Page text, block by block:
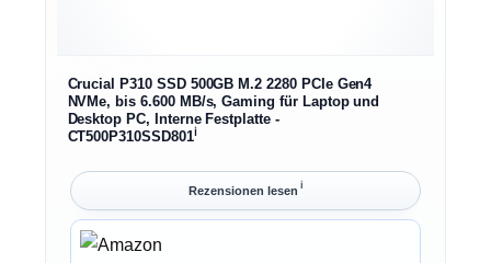
Crucial P310 SSD 500GB M.2 2280 PCIe Gen4
NVMe, bis 6.600 MB/s, Gaming für Laptop und
Desktop PC, Interne Festplatte -
CT500P310SSD801ℹ︎
Rezensionen lesen ℹ︎